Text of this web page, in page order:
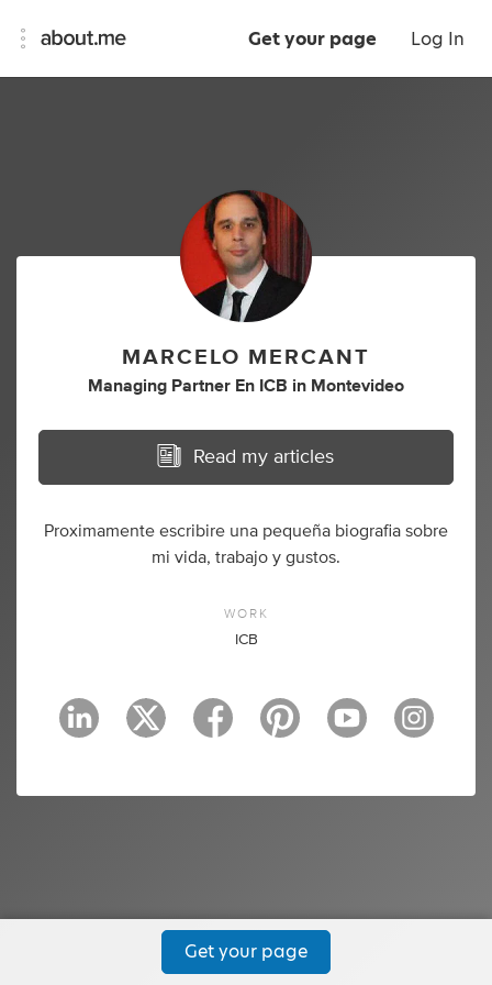
Get your page Log In
MARCELO MERCANT
Managing Partner En ICB in Montevideo
Read my articles
Proximamente escribire una pequeña biografia sobre
mi vida, trabajo y gustos.
WORK
ICB
Get your page